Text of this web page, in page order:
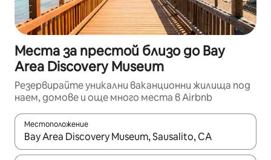
Места за престой близо до Bay
Area Discovery Museum
Резервирайте уникални ваканционни жилища под
наем, домове и още много места в Airbnb
Местоположение
Когато резултатите се покажат, използвайте